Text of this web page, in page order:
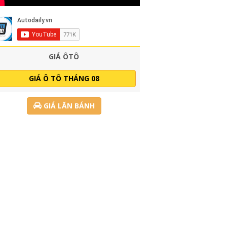
GIÁ ÔTÔ
GIÁ Ô TÔ THÁNG 08
GIÁ LĂN BÁNH